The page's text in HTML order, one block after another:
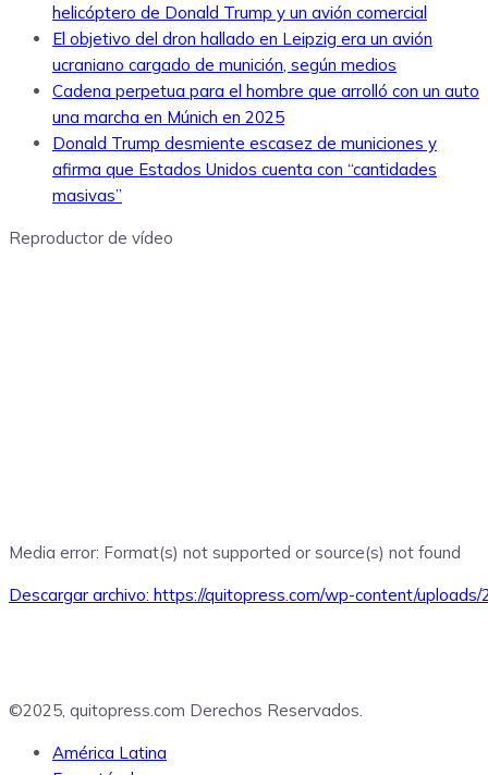
helicóptero de Donald Trump y un avión comercial
El objetivo del dron hallado en Leipzig era un avión
ucraniano cargado de munición, según medios
Cadena perpetua para el hombre que arrolló con un auto
una marcha en Múnich en 2025
Donald Trump desmiente escasez de municiones y
afirma que Estados Unidos cuenta con “cantidades
masivas”
Reproductor de vídeo
Media error: Format(s) not supported or source(s) not found
Descargar archivo: https://quitopress.com/wp-content/
©2025, quitopress.com Derechos Reservados.
América Latina